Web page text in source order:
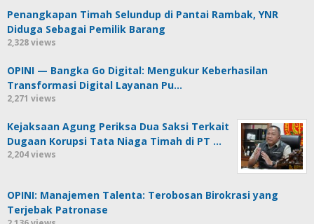
Penangkapan Timah Selundup di Pantai Rambak, YNR
Diduga Sebagai Pemilik Barang
2,328 views
OPINI — Bangka Go Digital: Mengukur Keberhasilan
Transformasi Digital Layanan Pu…
2,271 views
Kejaksaan Agung Periksa Dua Saksi Terkait
Dugaan Korupsi Tata Niaga Timah di PT …
2,204 views
OPINI: Manajemen Talenta: Terobosan Birokrasi yang
Terjebak Patronase